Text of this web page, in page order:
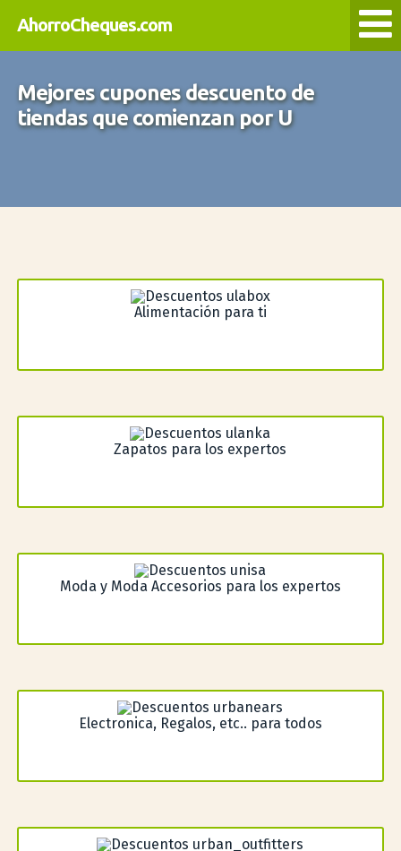
AhorroCheques.com
Mejores cupones descuento de
tiendas que comienzan por U
Alimentación para ti
Zapatos para los expertos
Moda y Moda Accesorios para los expertos
Electronica, Regalos, etc.. para todos